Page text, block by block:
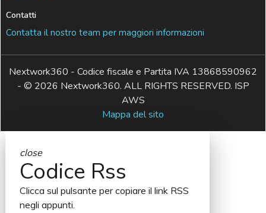
Contatti
Contatta il nostro team per maggiori informazioni
Nextwork360 - Codice fiscale e Partita IVA 13868590962
- © 2026 Nextwork360. ALL RIGHTS RESERVED. ISP
AWS
Mappa del sito
close
Codice Rss
Clicca sul pulsante per copiare il link RSS
negli appunti.